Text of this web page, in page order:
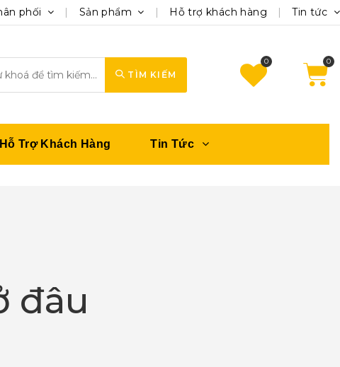
phối Sản phẩm Hỗ trợ khách hàng Tin tức
TÌM KIẾM
0
Hỗ Trợ Khách Hàng Tin Tức
đâu